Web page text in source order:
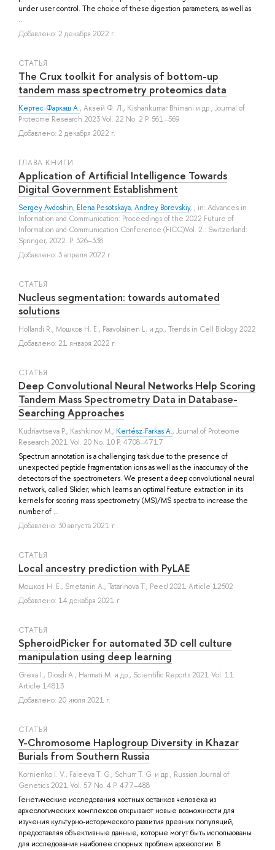
under user control. The choice of these digestion parameters, as well as
...
Добавлено: 2 декабря 2022 г.
СТАТЬЯ
The Crux toolkit for analysis of bottom-up
tandem mass spectrometry proteomics data
Кертес-Фаркаш А., Аквей Ф. Л., Kishankumar Bhimani и др., Journal of
Proteome Research 2023 Vol. 22 No. 2 P. 561–569
Добавлено: 2 декабря 2022 г.
ГЛАВА КНИГИ
Application of Artificial Intelligence Towards
Digital Government Establishment
Sergey Avdoshin, Elena Pesotskaya, Andrey Borevskiy, , in: Advances in
Information and Communication: Proceedings of the 2022 Future of
Information and Communication Conference (FICC)Vol. 2.: Switzerland:
Springer, 2022. P. 326–338.
Добавлено: 3 апреля 2022 г.
СТАТЬЯ
Nucleus segmentation: towards automated
solutions
Hollandi R., Мошков Н. Е., Paavolainen L. и др., Trends in Cell Biology 2022
Добавлено: 21 января 2022 г.
СТАТЬЯ
Deep Convolutional Neural Networks Help Scoring
Tandem Mass Spectrometry Data in Database-
Searching Approaches
Kudriavtseva P., Kashkinov M., Kertész-Farkas A., Journal of Proteome
Research 2021 Vol. 20 No. 10 P. 4708–4717
Spectrum annotation is a challenging task due to the presence of
unexpected peptide fragmentation ions as well as the inaccuracy of the
detectors of the spectrometers. We present a deep convolutional neural
network, called Slider, which learns an optimal feature extraction in its
kernels for scoring mass spectrometry (MS)/MS spectra to increase the
number of ...
Добавлено: 30 августа 2021 г.
СТАТЬЯ
Local ancestry prediction with PyLAE
Мошков Н. Е., Smetanin A., Tatarinova T., PeerJ 2021 Article 12502
Добавлено: 14 декабря 2021 г.
СТАТЬЯ
SpheroidPicker for automated 3D cell culture
manipulation using deep learning
Grexa I., Diosdi A., Harmati M. и др., Scientific Reports 2021 Vol. 11
Article 14813
Добавлено: 20 июля 2021 г.
СТАТЬЯ
Y-Chromosome Haplogroup Diversity in Khazar
Burials from Southern Russia
Kornienko I. V., Faleeva T. G., Schurr T. G. и др., Russian Journal of
Genetics 2021 Vol. 57 No. 4 P. 477–488
Генетические исследования костных останков человека из
археологических комплексов открывают новые возможности для
изучения культурно-исторического развития древних популяций,
предоставляя объективные данные, которые могут быть использованы
для исследования наиболее спорных проблем археологии. В